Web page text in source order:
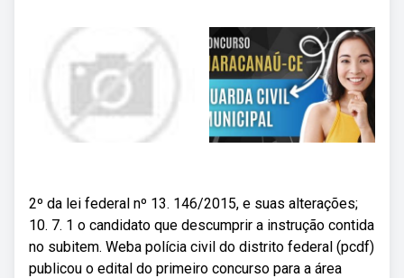
2º da lei federal nº 13. 146/2015, e suas alterações;
10. 7. 1 o candidato que descumprir a instrução contida
no subitem. Weba polícia civil do distrito federal (pcdf)
publicou o edital do primeiro concurso para a área